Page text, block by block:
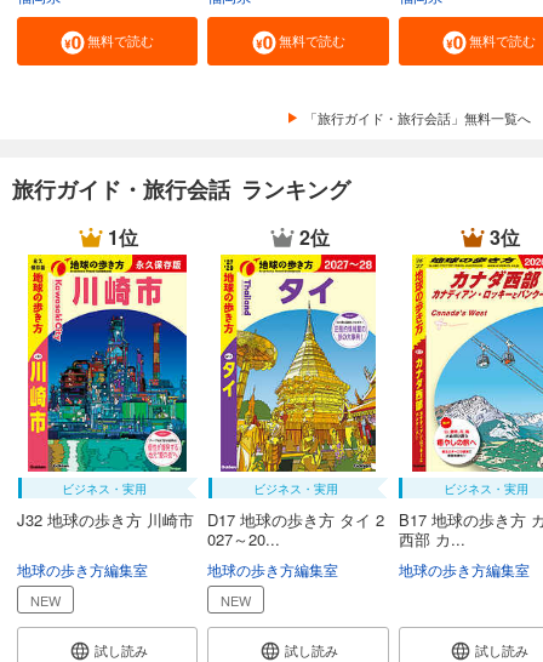
無料で読む 無料で読む 無料で読む
「旅行ガイド・旅行会話」無料一覧へ
旅行ガイド・旅行会話 ランキング
1位
ビジネス・実用
J32 地球の歩き方 川崎市
地球の歩き方編集室
NEW
試し読み
2位
ビジネス・実用
D17 地球の歩き方 タイ 2
027～20...
地球の歩き方編集室
NEW
試し読み
3位
ビジネス・実用
B17 地球の歩き方
西部 カ...
地球の歩き方編集室
試し読み